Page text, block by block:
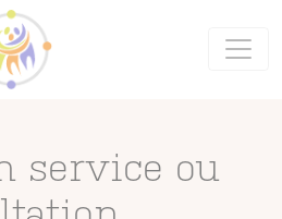
service ou